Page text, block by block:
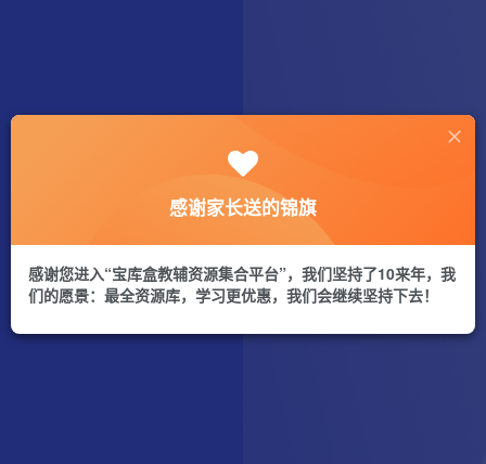
感谢家长送的锦旗
感谢您进入“宝库盒教辅资源集合平台”，我们坚持了10来年，我
们的愿景：最全资源库，学习更优惠，我们会继续坚持下去！